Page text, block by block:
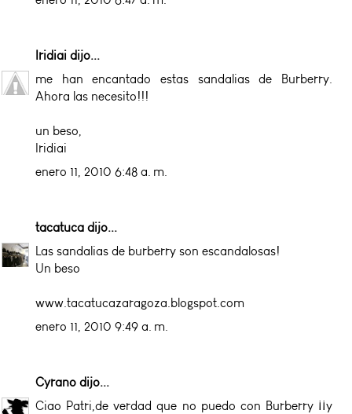
Iridiai dijo...
me han encantado estas sandalias de Burberry.
Ahora las necesito!!!
un beso,
Iridiai
enero 11, 2010 6:48 a. m.
tacatuca dijo...
Las sandalias de burberry son escandalosas!
Un beso
www.tacatucazaragoza.blogspot.com
enero 11, 2010 9:49 a. m.
Cyrano dijo...
Ciao Patri,de verdad que no puedo con Burberry ¡¡y